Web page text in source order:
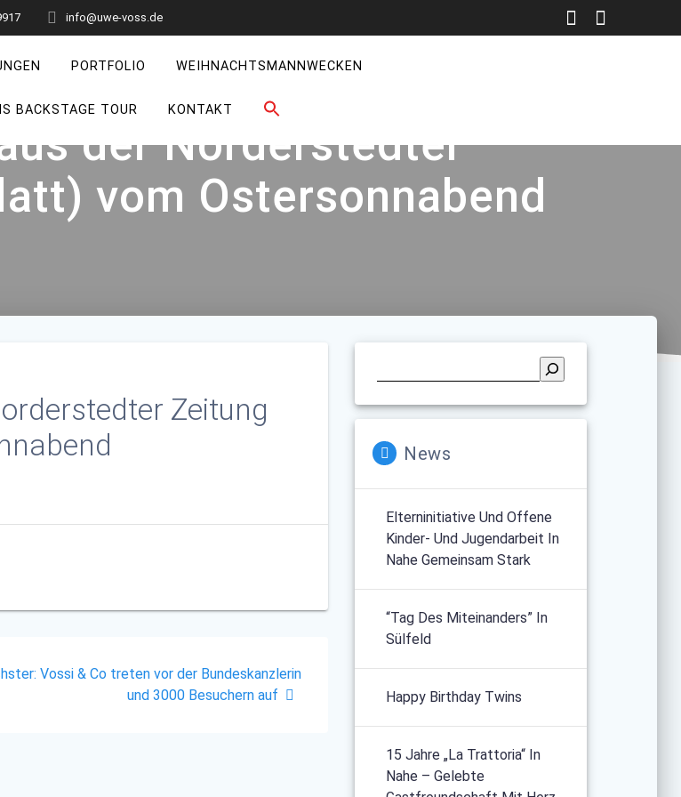
info@uwe-voss.de
PORTFOLIO WEIHNACHTSMANNWECKEN
BACKSTAGE TOUR KONTAKT
der Norderstedter
vom Ostersonnabend
Zeitung
Nächster
Vossi & Co treten vor der Bundeskanzlerin
und 3000 Besuchern auf
News
Elterninitiative Und Offene
Kinder- Und Jugendarbeit In
Nahe Gemeinsam Stark
“Tag Des Miteinanders” In
Sülfeld
Happy Birthday Twins
15 Jahre „La Trattoria“ In
Nahe – Gelebte